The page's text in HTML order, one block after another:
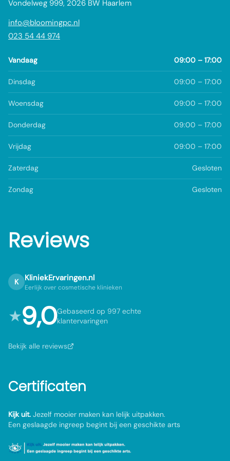
Vondelweg 999, 2026 BW Haarlem
info@bloomingpc.nl
023 54 44 974
Vandaag 09:00 – 17:00
Dinsdag 09:00 – 17:00
Woensdag 09:00 – 17:00
Donderdag 09:00 – 17:00
Vrijdag 09:00 – 17:00
Zaterdag Gesloten
Zondag Gesloten
Reviews
K KliniekErvaringen.nl
Eerlijk over cosmetische klinieken
★9,0Gebaseerd op 997 echte
klantervaringen
Bekijk alle reviews
Certificaten
Kijk uit. Jezelf mooier maken kan lelijk uitpakken.
Een geslaagde ingreep begint bij een geschikte arts